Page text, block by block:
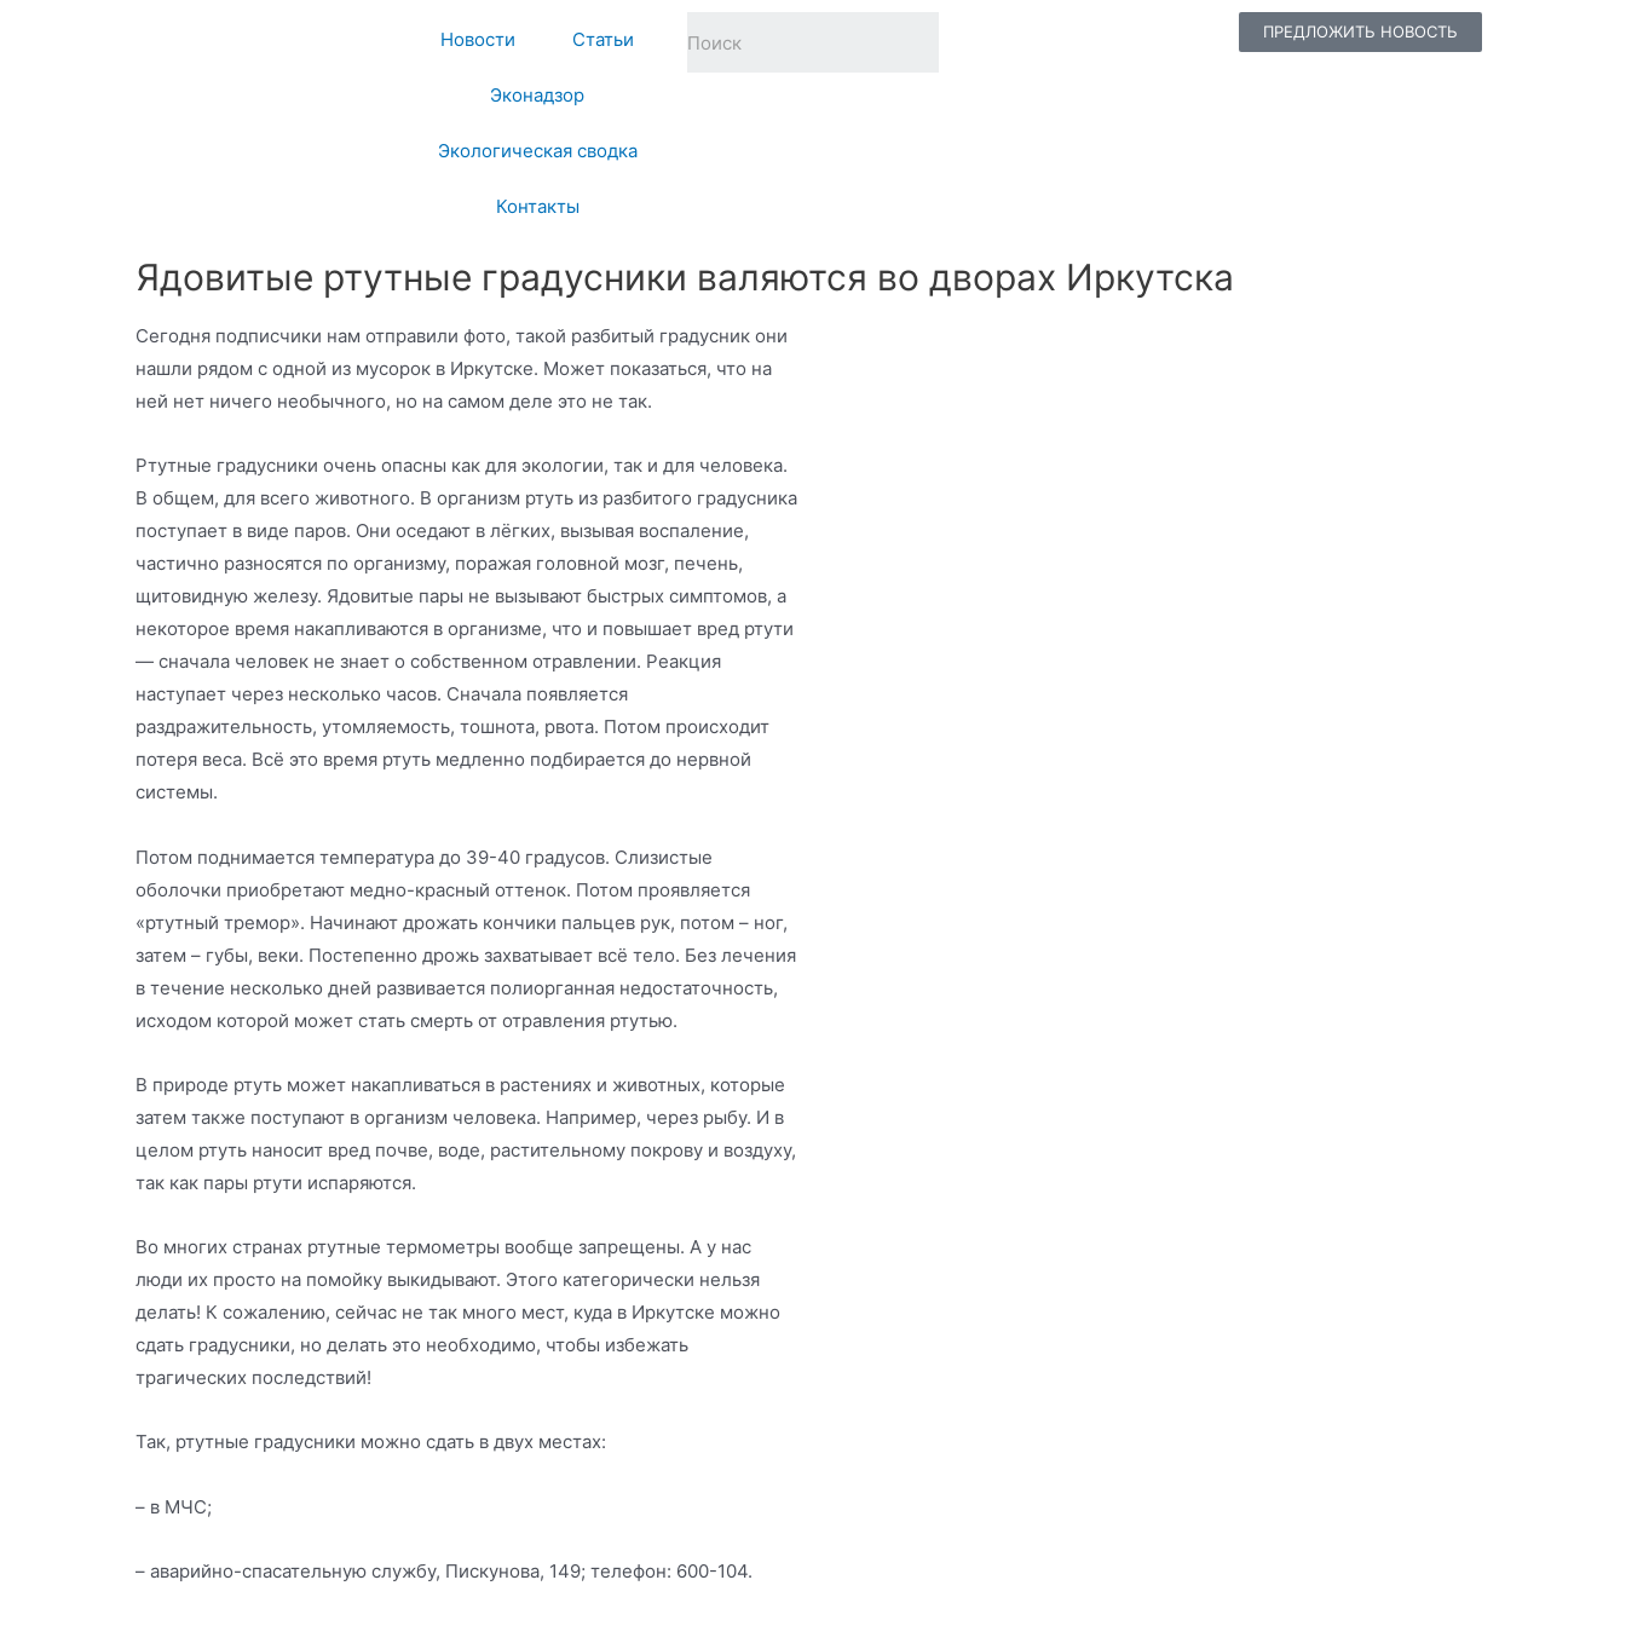
Новости Статьи
Эконадзор
Экологическая сводка
Контакты
ПРЕДЛОЖИТЬ НОВОСТЬ
Ядовитые ртутные градусники валяются во дворах Иркутска
Сегодня подписчики нам отправили фото, такой разбитый градусник они
нашли рядом с одной из мусорок в Иркутске. Может показаться, что на
ней нет ничего необычного, но на самом деле это не так.
Ртутные градусники очень опасны как для экологии, так и для человека.
В общем, для всего животного. В организм ртуть из разбитого градусника
поступает в виде паров. Они оседают в лёгких, вызывая воспаление,
частично разносятся по организму, поражая головной мозг, печень,
щитовидную железу. Ядовитые пары не вызывают быстрых симптомов, а
некоторое время накапливаются в организме, что и повышает вред ртути
— сначала человек не знает о собственном отравлении. Реакция
наступает через несколько часов. Сначала появляется
раздражительность, утомляемость, тошнота, рвота. Потом происходит
потеря веса. Всё это время ртуть медленно подбирается до нервной
системы.
Потом поднимается температура до 39-40 градусов. Слизистые
оболочки приобретают медно-красный оттенок. Потом проявляется
«ртутный тремор». Начинают дрожать кончики пальцев рук, потом – ног,
затем – губы, веки. Постепенно дрожь захватывает всё тело. Без лечения
в течение несколько дней развивается полиорганная недостаточность,
исходом которой может стать смерть от отравления ртутью.
В природе ртуть может накапливаться в растениях и животных, которые
затем также поступают в организм человека. Например, через рыбу. И в
целом ртуть наносит вред почве, воде, растительному покрову и воздуху,
так как пары ртути испаряются.
Во многих странах ртутные термометры вообще запрещены. А у нас
люди их просто на помойку выкидывают. Этого категорически нельзя
делать! К сожалению, сейчас не так много мест, куда в Иркутске можно
сдать градусники, но делать это необходимо, чтобы избежать
трагических последствий!
Так, ртутные градусники можно сдать в двух местах:
– в МЧС;
– аварийно-спасательную службу, Пискунова, 149; телефон: 600-104.